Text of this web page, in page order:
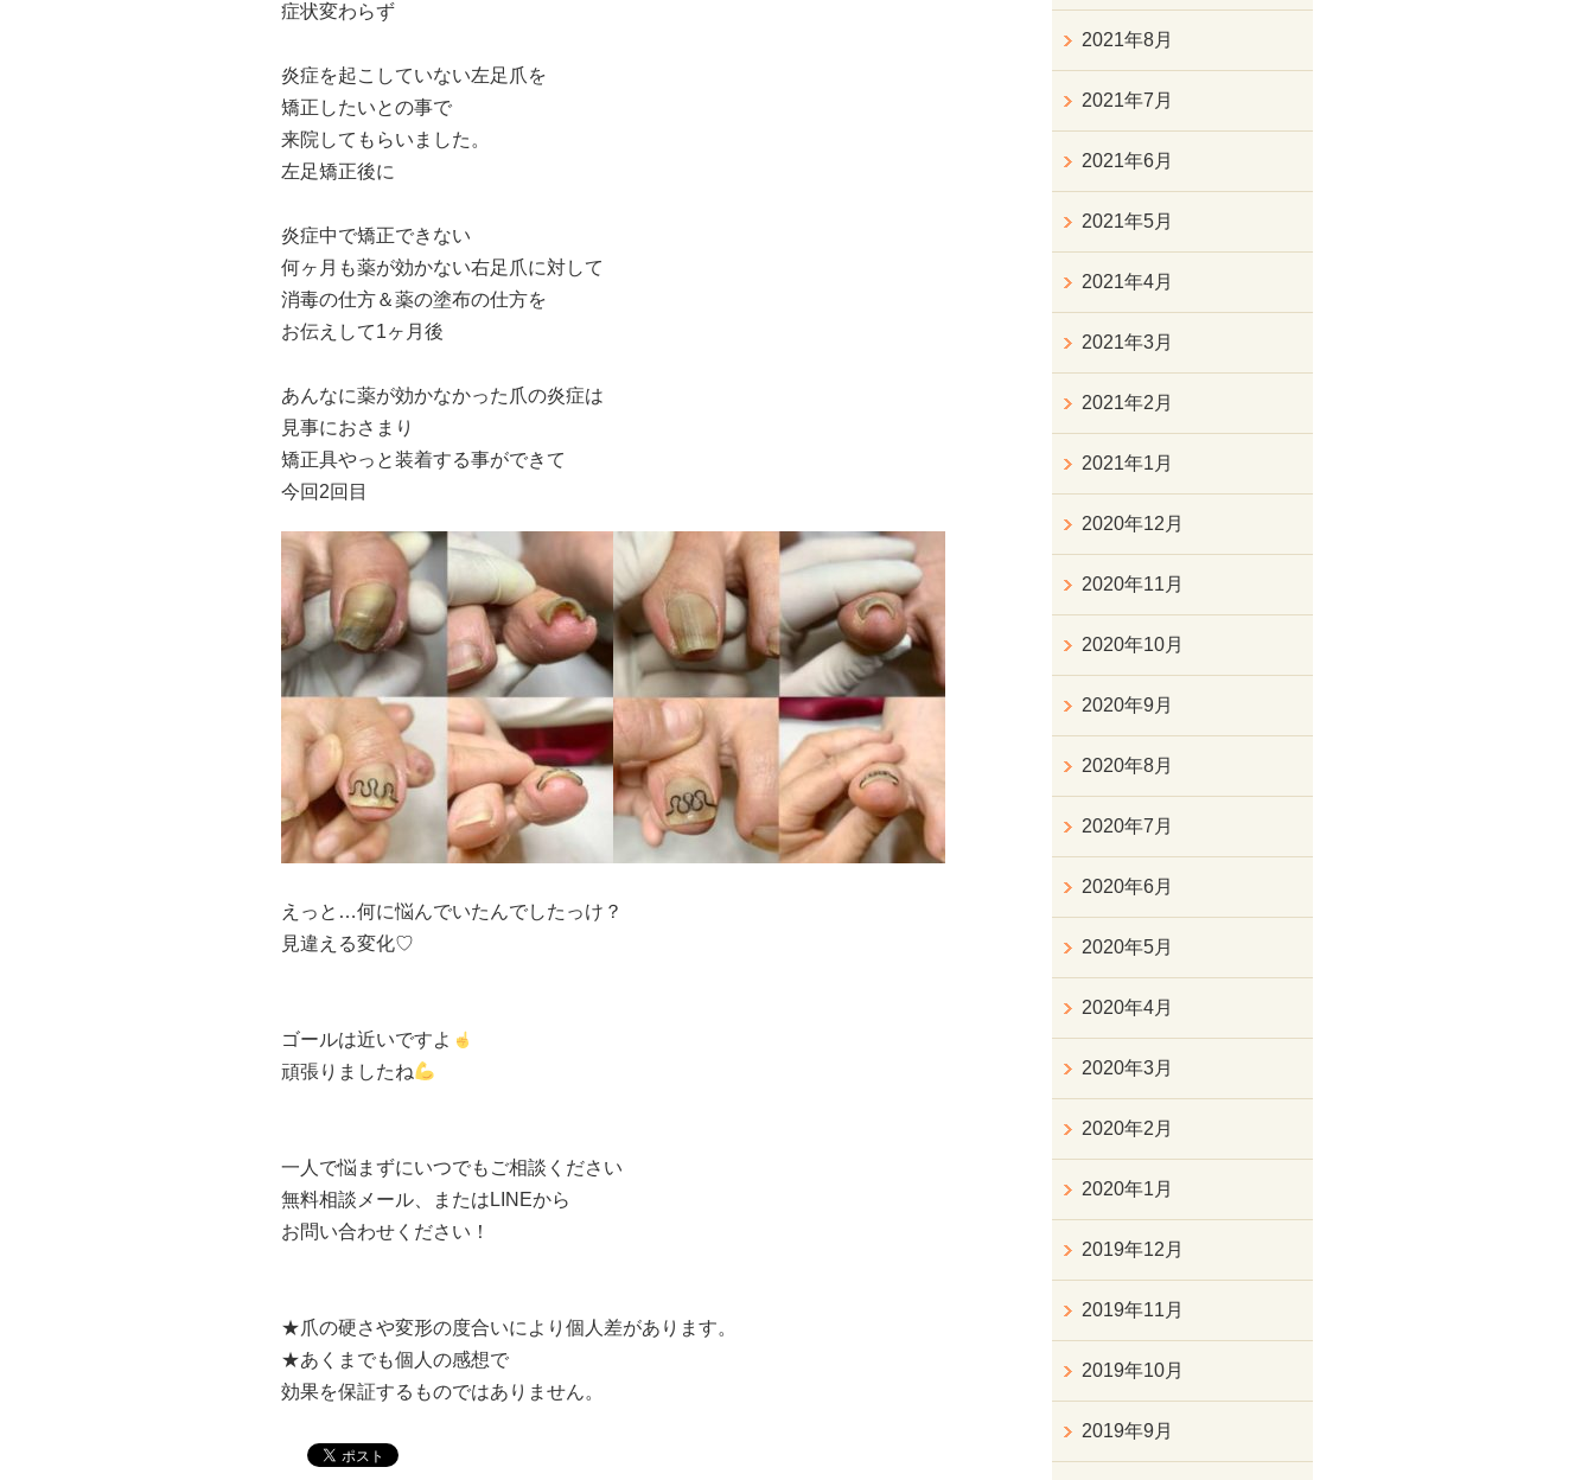
症状変わらず
炎症を起こしていない左足爪を
矯正したいとの事で
来院してもらいました。
左足矯正後に
炎症中で矯正できない
何ヶ月も薬が効かない右足爪に対して
消毒の仕方＆薬の塗布の仕方を
お伝えして1ヶ月後
あんなに薬が効かなかった爪の炎症は
見事におさまり
矯正具やっと装着する事ができて
今回2回目
えっと…何に悩んでいたんでしたっけ？
見違える変化♡
ゴールは近いですよ
頑張りましたね
一人で悩まずにいつでもご相談ください
無料相談メール、またはLINEから
お問い合わせください！
★爪の硬さや変形の度合いにより個人差があります。
★あくまでも個人の感想で
効果を保証するものではありません。
2021年8月
2021年7月
2021年6月
2021年5月
2021年4月
2021年3月
2021年2月
2021年1月
2020年12月
2020年11月
2020年10月
2020年9月
2020年8月
2020年7月
2020年6月
2020年5月
2020年4月
2020年3月
2020年2月
2020年1月
2019年12月
2019年11月
2019年10月
2019年9月